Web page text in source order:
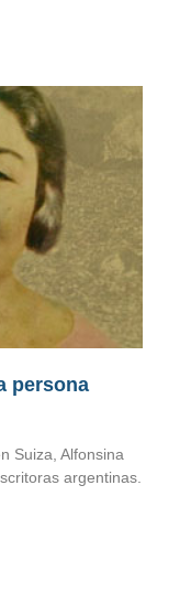
persona
Suiza, Alfonsina
argentinas.